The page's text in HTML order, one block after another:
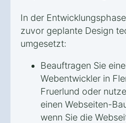
In der
zuvor geplante Design
umgesetzt:
Beauftragen Sie
Webentwickler in
Fruerlund oder
einen Webseiten-
wenn Sie die